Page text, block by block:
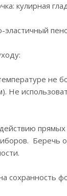
кулирная
эластичный
не
Не
Беречь
сохранность